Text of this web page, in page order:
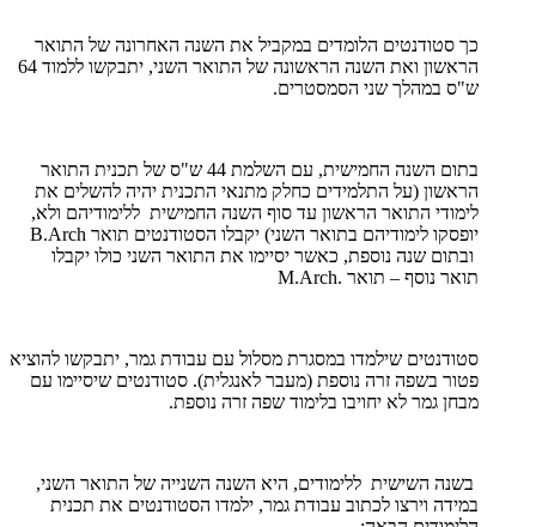
כך סטודנטים הלומדים במקביל את השנה האחרונה של התואר
הראשון ואת השנה הראשונה של התואר השני, יתבקשו ללמוד 64
ש"ס במהלך שני הסמסטרים.
בתום השנה החמישית, עם השלמת 44 ש"ס של תכנית התואר
הראשון (על התלמידים כחלק מתנאי התכנית יהיה להשלים את
לימודי התואר הראשון עד סוף השנה החמישית ללימודיהם ולא,
יופסקו לימודיהם בתואר השני) יקבלו הסטודנטים תואר B.Arch
ובתום שנה נוספת, כאשר יסיימו את התואר השני כולו יקבלו
תואר נוסף – תואר M.Arch.
סטודנטים שילמדו במסגרת מסלול עם עבודת גמר, יתבקשו להוציא
פטור בשפה זרה נוספת (מעבר לאנגלית). סטודנטים שיסיימו עם
מבחן גמר לא יחויבו בלימוד שפה זרה נוספת.
בשנה השישית ללימודים, היא השנה השנייה של התואר השני,
במידה וירצו לכתוב עבודת גמר, ילמדו הסטודנטים את תכנית